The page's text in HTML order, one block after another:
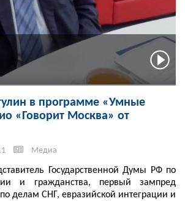
в программе «Умные
«Говорит Москва» от
Медиа
Государственной Думы РФ по
и гражданства, первый зампред
делам СНГ, евразийской интеграции и